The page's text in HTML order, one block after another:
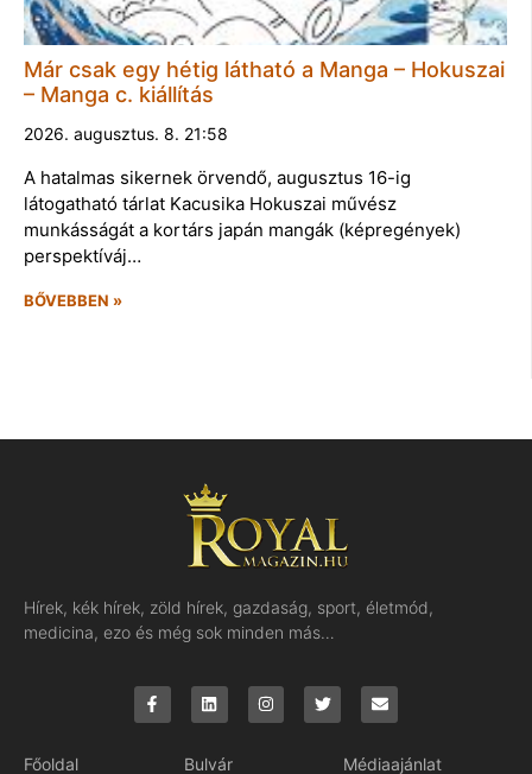
Már csak egy hétig látható a Manga – Hokuszai
– Manga c. kiállítás
2026. augusztus. 8. 21:58
A hatalmas sikernek örvendő, augusztus 16-ig
látogatható tárlat Kacusika Hokuszai művész
munkásságát a kortárs japán mangák (képregények)
perspektíváj…
BŐVEBBEN »
Hírek, kék hírek, zöld hírek, gazdaság, sport, életmód,
medicina, ezo és még sok minden más…
Főoldal Bulvár Médiaajánlat